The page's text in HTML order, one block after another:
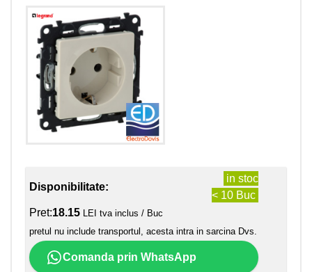
Disponibilitate:
in stoc
< 10 Buc
Pret:18.15 LEI tva inclus / Buc
pretul nu include transportul, acesta intra in sarcina Dvs.
Comanda prin WhatsApp